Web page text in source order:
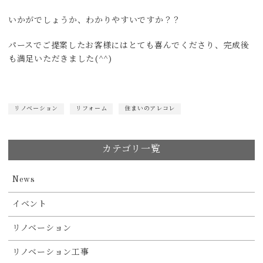
いかがでしょうか、わかりやすいですか？？
パースでご提案したお客様にはとても喜んでくださり、完成後
も満足いただきました(^^)
リノベーション リフォーム 住まいのアレコレ
カテゴリ一覧
News
イベント
リノベーション
リノベーション工事